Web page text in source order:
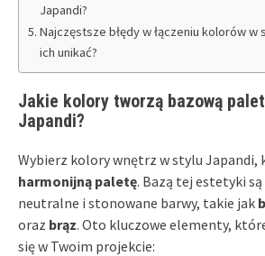
Japandi?
Najczęstsze błędy w łączeniu kolorów w
ich unikać?
Jakie kolory tworzą bazową
Japandi?
Wybierz kolory wnętrz w stylu Japandi,
harmonijną paletę. Bazą tej estetyki
neutralne i stonowane barwy, takie jak
oraz brąz. Oto kluczowe elementy,
się w Twoim projekcie: